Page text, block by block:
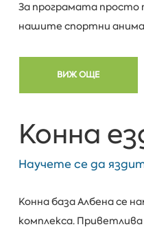
За програмата
нашите спортни
ВИЖ ОЩЕ
Конна
Научете се да
Конна база Албена се
комплекса.